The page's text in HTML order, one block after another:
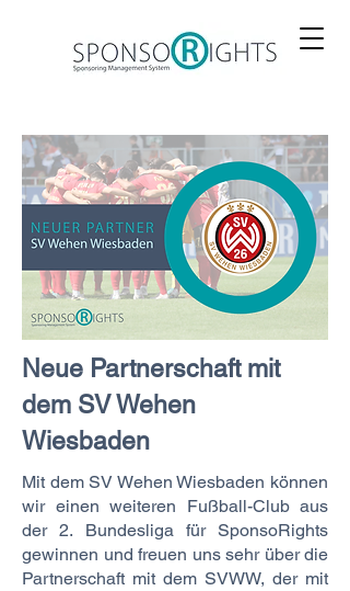
Neue Partnerschaft mit
dem SV Wehen
Wiesbaden
Mit dem SV Wehen Wiesbaden können
wir einen weiteren Fußball-Club aus
der 2. Bundesliga für SponsoRights
gewinnen und freuen uns sehr über die
Partnerschaft mit dem SVWW, der mit